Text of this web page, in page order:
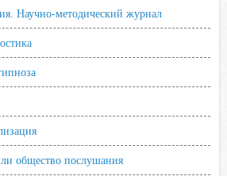
Научно-методический журнал
общество послушания